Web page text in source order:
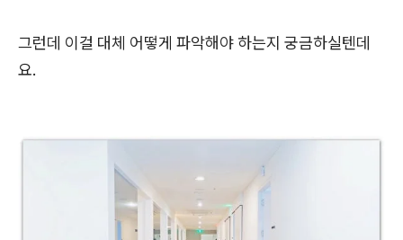
그런데 이걸 대체 어떻게 파악해야 하는지 궁금하실텐데
요.